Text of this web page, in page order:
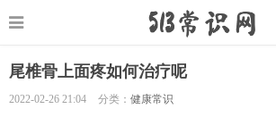
尾椎骨上面疼如何治疗呢
2022-02-26 21:04 分类： 健康常识